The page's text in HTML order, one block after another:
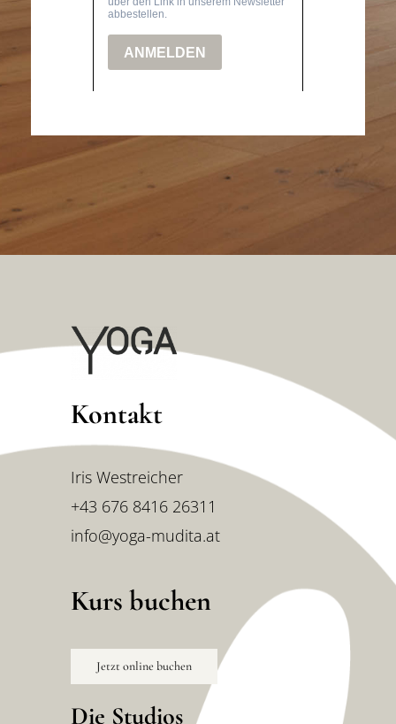
Kontakt
Iris Westreicher
+43 676 8416 26311
info@yoga-mudita.at
Kurs buchen
Jetzt online buchen
Die Studios